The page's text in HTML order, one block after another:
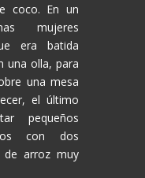
coco. En un
mujeres
era batida
una olla, para
una mesa
el último
pequeños
con dos
de arroz muy